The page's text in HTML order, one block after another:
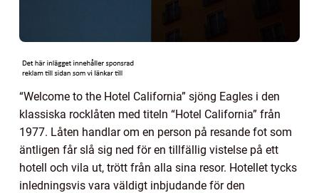
“Welcome to the Hotel California” sjöng Eagles i den
klassiska rocklåten med titeln “Hotel California” från
1977. Låten handlar om en person på resande fot som
äntligen får slå sig ned för en tillfällig vistelse på ett
hotell och vila ut, trött från alla sina resor. Hotellet tycks
inledningsvis vara väldigt inbjudande för den